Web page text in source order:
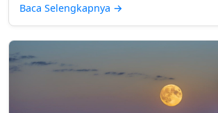
Baca Selengkapnya →